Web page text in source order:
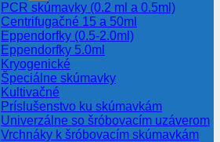
PCR skúmavky (0.2 ml a 0.5ml)
Centrifugačné 15 a 50ml
Eppendorfky (0.5-2.0ml)
Eppendorfky 5.0ml
Kryogenické
Špeciálne skúmavky
Kultivačné
Príslušenstvo ku skúmavkám
Univerzálne so šróbovacím uzáverom
Vrchnáky k šróbovacím skúmavkám